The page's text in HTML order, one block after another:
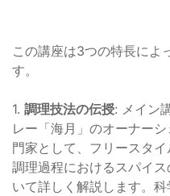
この講座は3つの特長によ
す。
1. 調理技法の伝授: メイン
レー「海月」のオーナー
門家として、フリースタイ
調理過程におけるスパイ
いて詳しく解説します。